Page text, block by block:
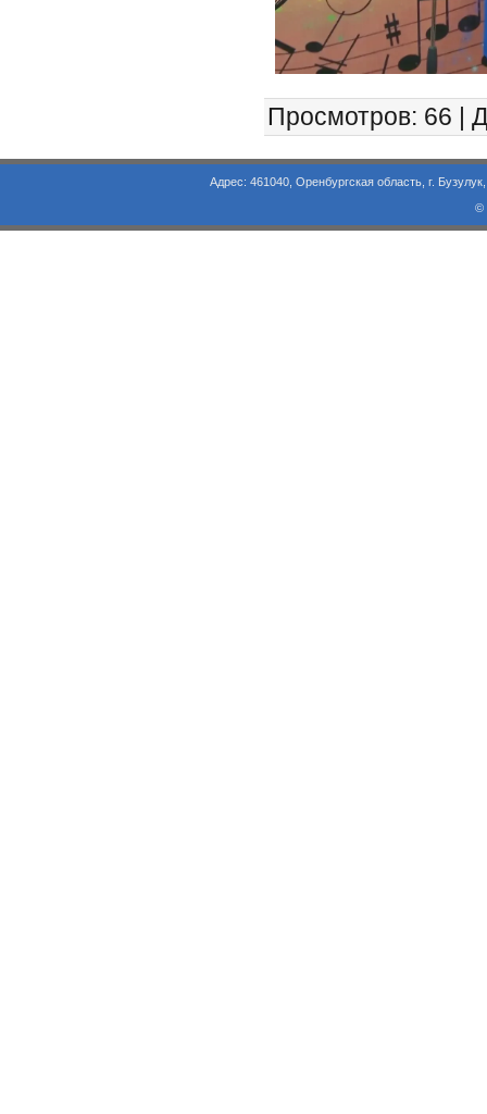
Просмотров: 66 |
Адрес: 461040, Оренбургская область, г. Бузулук, ул.
©